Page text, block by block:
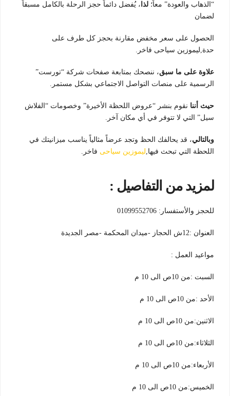
“الذهاب والعودة” معاً؛ لذا ، يُفضل دائماً حجز الرحلة بالكامل مسبقاً
لضمان
الحصول على سعر مخفض مقارنة بحجز كل طرف على
حدة,ليموزين سياحى فاخر.
علاوة على ما سبق، ننصحك بمتابعة صفحات شركة “تورست”
الرسمية على منصات التواصل الاجتماعي بشكل مستمر.
حيث أننا نقوم بنشر “عروض اللحظة الأخيرة” وخصومات “الفلاش
سيل” التي لا تتوفر في أي مكان آخر.
وبالتالي، قد يحالفك الحظ وتجد عرضاً مثالياً يناسب ميزانيتك في
اللحظة التي تبحث فيها,ليموزين سياحى فاخر.
لمزيد من التفاصيل :
للحجز والأستفسار: 01099552706
العنوان :12ش الحجاز -ميدان المحكمة -مصر الجديدة
مواعيد العمل :
السبت :من 10ص الى 10 م
الأحد :من 10ص الى 10 م
الاثنين:من 10ص الى 10 م
الثلاثاء:من 10ص الى 10 م
الأربعاء:من 10ص الى 10 م
الخميس:من 10ص الى 10 م